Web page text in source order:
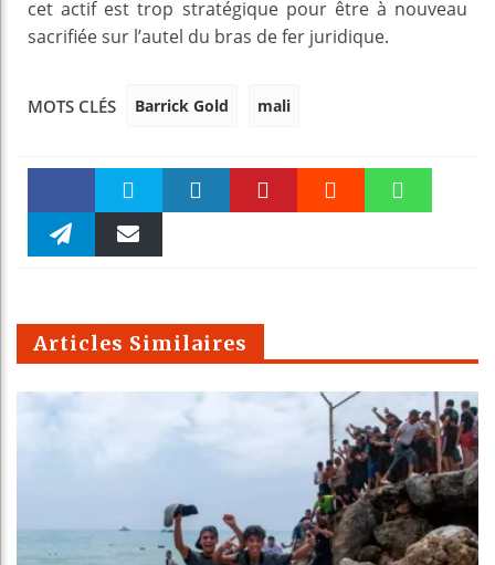
cet actif est trop stratégique pour être à nouveau
sacrifiée sur l’autel du bras de fer juridique.
MOTS CLÉS Barrick Gold mali
Faceboo Twitter
m
Articles Similaires